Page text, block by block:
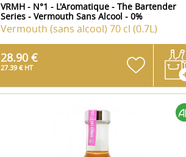
VRMH - N°1 - L'Aromatique - The Bartender
Series - Vermouth Sans Alcool - 0%
Vermouth (sans alcool) 70 cl (0.7L)
28.90 €
27.39 € HT